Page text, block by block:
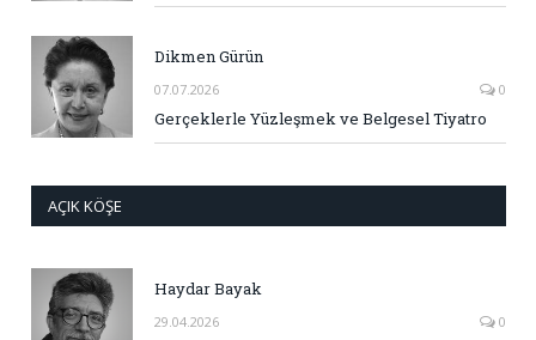
Dikmen Gürün
07.07.2026 0
Gerçeklerle Yüzleşmek ve Belgesel Tiyatro
AÇIK KÖŞE
Haydar Bayak
29.04.2026 0